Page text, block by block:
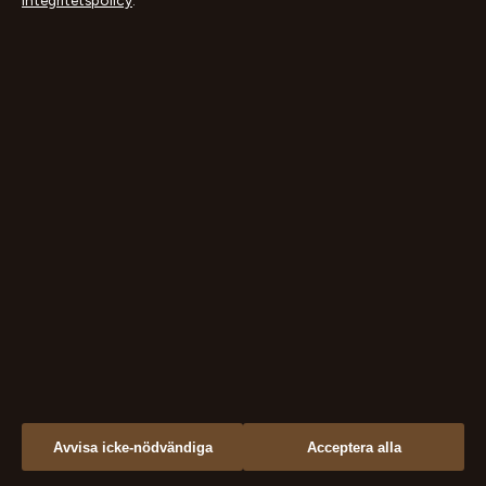
Gibraltar GX11 1AA
+46 8 525 030 60
Tipsa oss
Avvisa icke-nödvändiga Acceptera alla